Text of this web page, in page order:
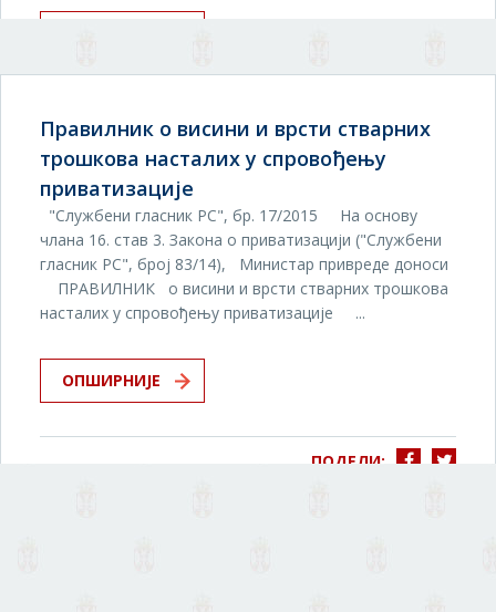
Правилник о висини и врсти стварних
трошкова насталих у спровођењу
приватизације
"Службени гласник РС", бр. 17/2015 На основу
члана 16. став 3. Закона о приватизацији ("Службени
гласник РС", број 83/14), Министар привреде доноси
ПРАВИЛНИК о висини и врсти стварних трошкова
насталих у спровођењу приватизације ...
ОПШИРНИЈЕ
ПОДЕЛИ: